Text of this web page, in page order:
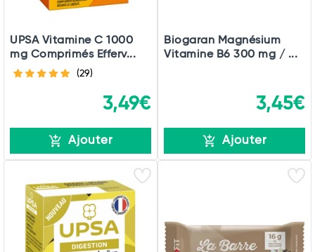
UPSA Vitamine C 1000
mg Comprimés Efferv...
(29)
3,49€
Ajouter
Biogaran Magnésium
Vitamine B6 300 mg / ...
3,45€
Ajouter